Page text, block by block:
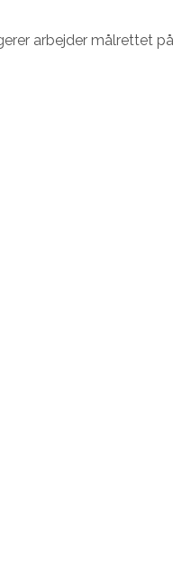
arbejder målrettet